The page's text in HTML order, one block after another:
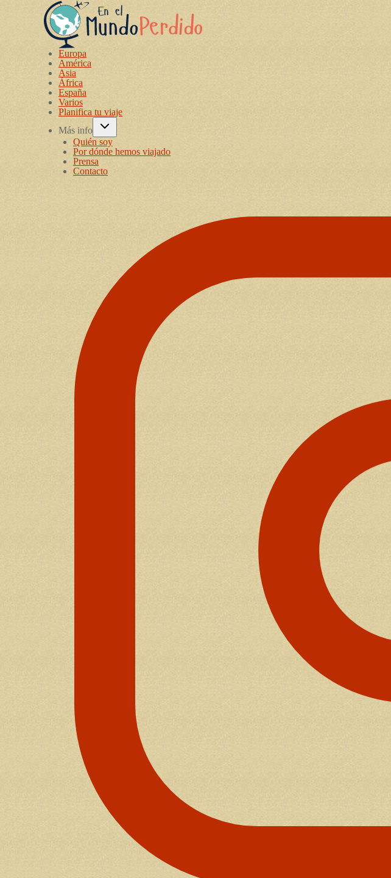
Europa
América
Asia
África
España
Varios
Planifica tu viaje
Más info
Quién soy
Por dónde hemos viajado
Prensa
Contacto